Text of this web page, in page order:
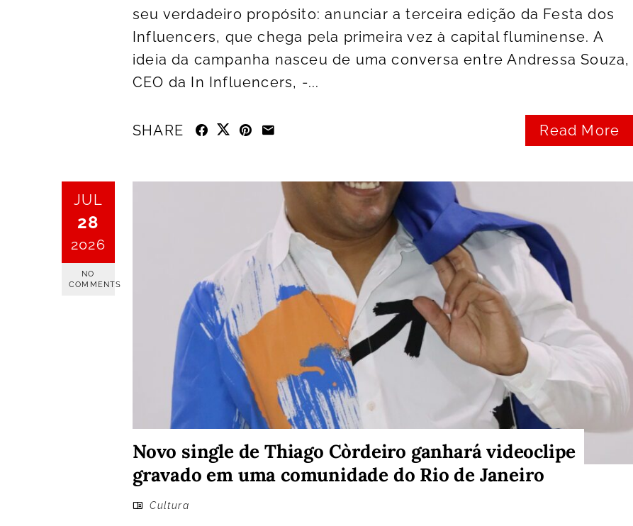
seu verdadeiro propósito: anunciar a terceira edição da Festa dos
Influencers, que chega pela primeira vez à capital fluminense. A
ideia da campanha nasceu de uma conversa entre Andressa Souza,
CEO da In Influencers, -...
Read More
SHARE
JUL
28
2026
NO
COMMENTS
Novo single de Thiago Còrdeiro ganhará videoclipe
gravado em uma comunidade do Rio de Janeiro
Cultura